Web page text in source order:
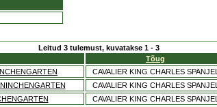
Leitud 3 tulemust, kuvatakse 1 - 3
Tõug
CAVALIER KING CHARLES SPANJEL
CAVALIER KING CHARLES SPANJEL
CAVALIER KING CHARLES SPANJEL